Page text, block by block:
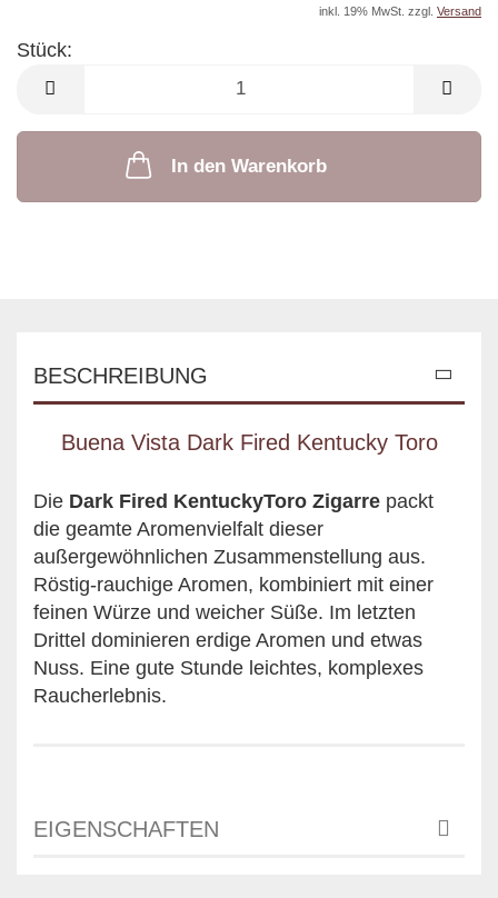
inkl. 19% MwSt. zzgl. Versand
Stück:
Stück
In den Warenkorb
BESCHREIBUNG
Buena Vista Dark Fired Kentucky Toro
Die Dark Fired KentuckyToro Zigarre packt
die geamte Aromenvielfalt dieser
außergewöhnlichen Zusammenstellung aus.
Röstig-rauchige Aromen, kombiniert mit einer
feinen Würze und weicher Süße. Im letzten
Drittel dominieren erdige Aromen und etwas
Nuss. Eine gute Stunde leichtes, komplexes
Raucherlebnis.
EIGENSCHAFTEN